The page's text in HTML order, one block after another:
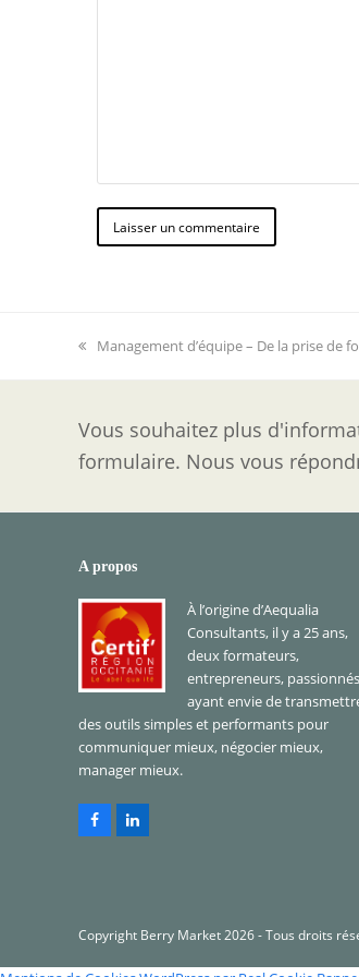
previous
Management d’équipe – De la prise de
Vous souhaitez plus
formulaire. Nous vous
A propos
À l’origine d’Aequalia
Consultants, il y a 25 ans,
deux formateurs,
entrepreneurs,
ayant envie de
des outils simples et performants pour
communiquer mieux, négocier mieux,
manager mieux.
FacebookLinkedIn
Copyright Berry Market2026 - Tous droits